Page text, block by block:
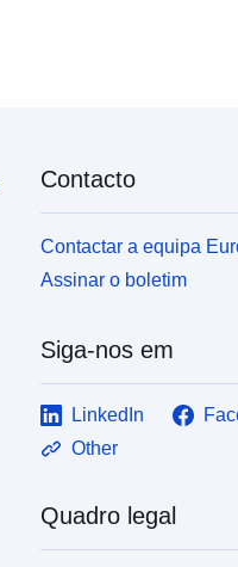
Contacto
Contactar a equipa
Assinar o boletim
Siga-nos em
LinkedIn
Other
Quadro legal